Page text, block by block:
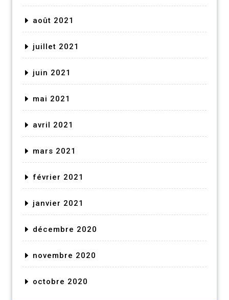
août 2021
juillet 2021
juin 2021
mai 2021
avril 2021
mars 2021
février 2021
janvier 2021
décembre 2020
novembre 2020
octobre 2020